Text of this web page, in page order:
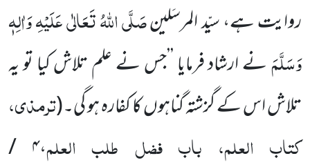
روایت ہے، سیّد المرسَلینصَلَّی اللہُ تَعَالٰی عَلَیْہِ وَاٰلِہٖ
وَسَلَّمَنے ارشاد فرمایا ’’جس نے علم تلاش کیا تو یہ
تلاش اس کے گزشتہ گناہوں کا کفارہ ہو گی۔(ترمذی،
کتاب العلم، باب فضل طلب العلم، ۴ /